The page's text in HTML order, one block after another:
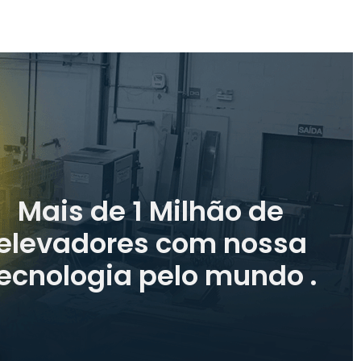
Mais de 1 Milhão de
com nossa
pelo mundo .